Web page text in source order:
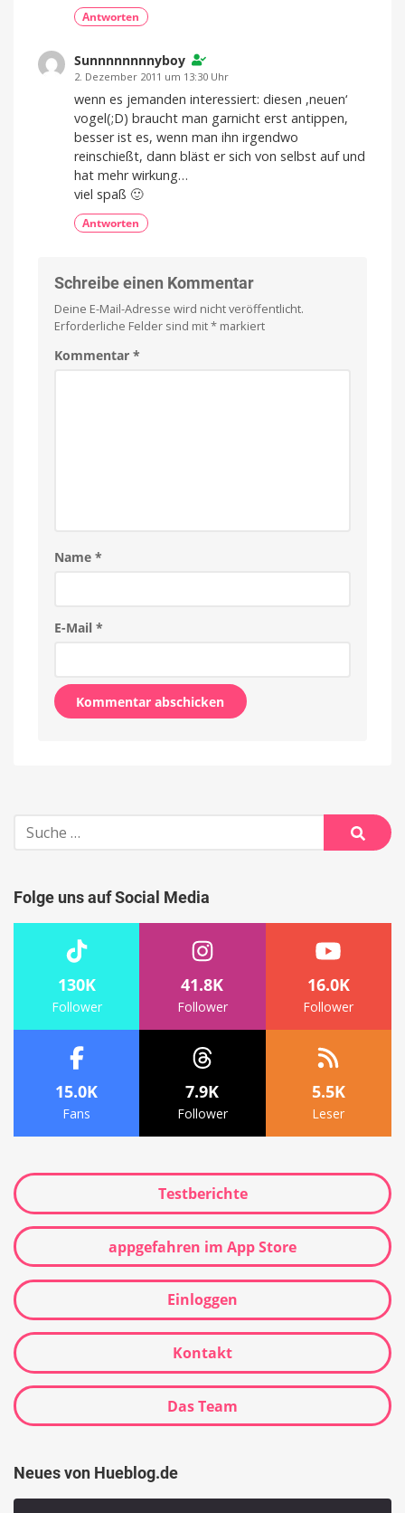
Antworten
Sunnnnnnnnyboy
2. Dezember 2011 um 13:30 Uhr
wenn es jemanden interessiert: diesen ,neuen‘
vogel(;D) braucht man garnicht erst antippen,
besser ist es, wenn man ihn irgendwo
reinschießt, dann bläst er sich von selbst auf und
hat mehr wirkung…
viel spaß 🙂
Antworten
Schreibe einen Kommentar
Deine E-Mail-Adresse wird nicht veröffentlicht.
Erforderliche Felder sind mit* markiert
Kommentar *
Name *
E-Mail *
Suche
nach:
Suche
Folge uns auf Social Media
130K
Follower
41.8K
Follower
16.0K
Follower
15.0K
Fans
7.9K
Follower
5.5K
Leser
Testberichte
appgefahren im App Store
Einloggen
Kontakt
Das Team
Neues von Hueblog.de